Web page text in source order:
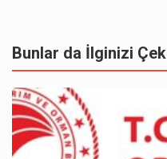
Bunlar da İlginizi